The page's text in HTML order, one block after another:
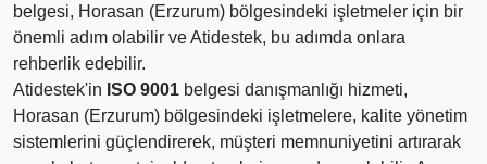
belgesi, Horasan (Erzurum) bölgesindeki işletmeler için bir
önemli adım olabilir ve Atidestek, bu adımda onlara
rehberlik edebilir.
Atidestek'in ISO 9001 belgesi danışmanlığı hizmeti,
Horasan (Erzurum) bölgesindeki işletmelere, kalite yönetim
sistemlerini güçlendirerek, müşteri memnuniyetini artırarak